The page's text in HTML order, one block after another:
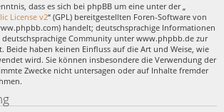
dass es sich bei phpBB um eine unter der „
License v2“ (GPL) bereitgestellten Foren-Software von
handelt; deutschsprachige Informationen
Community unter www.phpbb.de zur
Beide haben keinen Einfluss auf die Art und Weise, wie
wird. Sie können insbesondere die Verwendung der
Zwecke nicht untersagen oder auf Inhalte fremder